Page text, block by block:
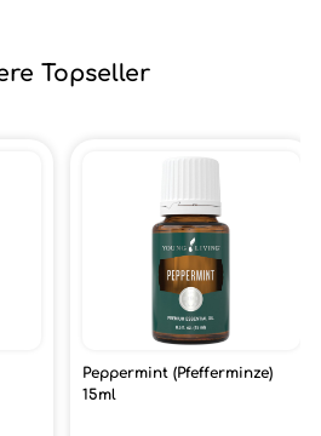
Topseller
Peppermint (Pfefferminze)
15ml